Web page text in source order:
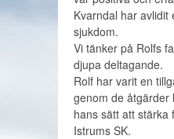
Kvarndal har avlidit
sjukdom.
Vi tänker på Rolfs
djupa deltagande.
Rolf har varit en
genom de åtgärder
hans sätt att stärka
Istrums SK.